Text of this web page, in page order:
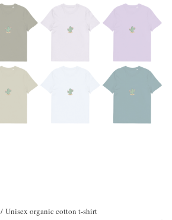
/ Unisex organic cotton t-shirt